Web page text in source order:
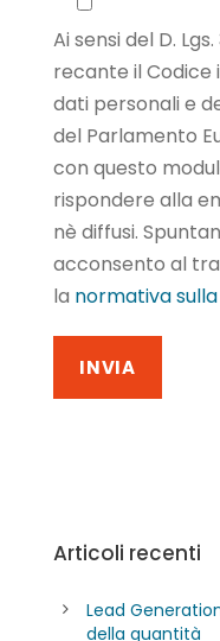
Ai sensi del D.
recante il Codice
dati personali e
del Parlamento
con questo
rispondere alla
nè diffusi.
acconsento al
la normativa
Articoli recenti
Lead
della quantità